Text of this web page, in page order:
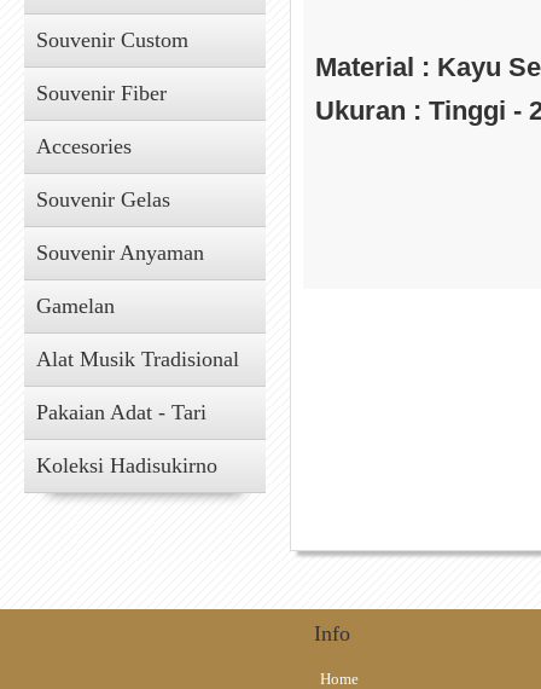
Souvenir Custom
Souvenir Fiber
Accesories
Souvenir Gelas
Souvenir Anyaman
Gamelan
Alat Musik Tradisional
Pakaian Adat - Tari
Koleksi Hadisukirno
Material : Kayu
Ukuran : Tinggi -
Info
Home